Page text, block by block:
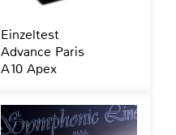
Einzeltest
Advance Paris
A10 Apex